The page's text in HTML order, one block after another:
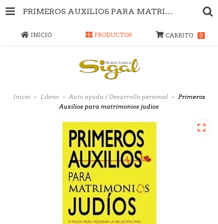
PRIMEROS AUXILIOS PARA MATRIMONIOS JUDIOS
INICIO PRODUCTOS CARRITO 0
Inicio - Libros - Auto ayuda / Desarrollo personal - Primeros
Auxilios para matrimonios judios